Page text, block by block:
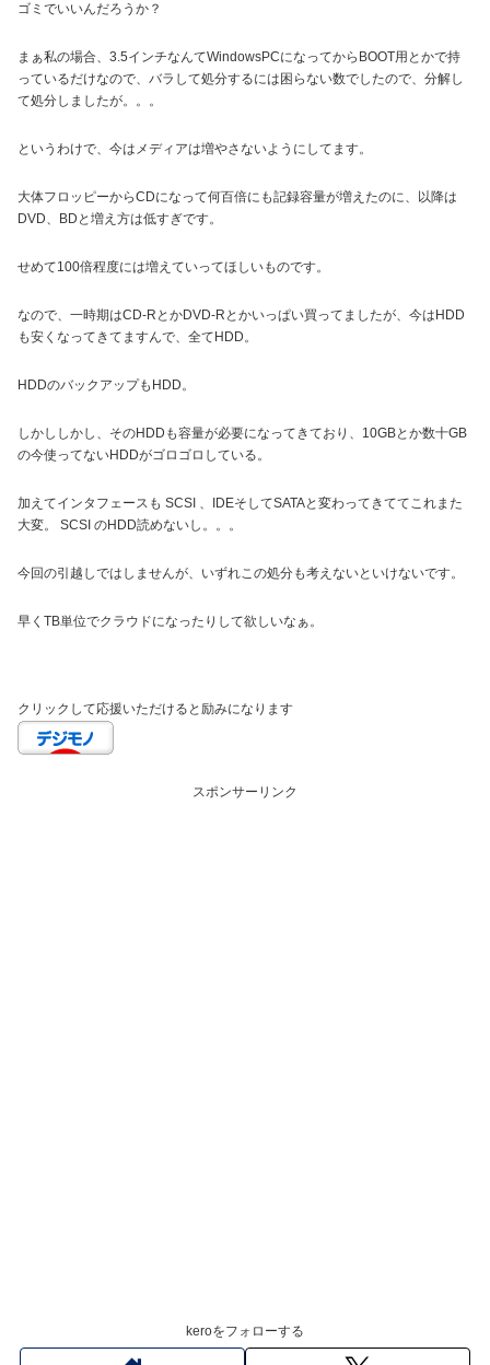
ゴミでいいんだろうか？
まぁ私の場合、3.5インチなんてWindowsPCになってからBOOT用とかで持
っているだけなので、バラして処分するには困らない数でしたので、分解し
て処分しましたが。。。
というわけで、今はメディアは増やさないようにしてます。
大体フロッピーからCDになって何百倍にも記録容量が増えたのに、以降は
DVD、BDと増え方は低すぎです。
せめて100倍程度には増えていってほしいものです。
なので、一時期はCD-RとかDVD-Rとかいっぱい買ってましたが、今はHDD
も安くなってきてますんで、全てHDD。
HDDのバックアップもHDD。
しかししかし、そのHDDも容量が必要になってきており、10GBとか数十GB
の今使ってないHDDがゴロゴロしている。
加えてインタフェースも SCSI 、IDEそしてSATAと変わってきててこれまた
大変。 SCSI のHDD読めないし。。。
今回の引越しではしませんが、いずれこの処分も考えないといけないです。
早くTB単位でクラウドになったりして欲しいなぁ。
クリックして応援いただけると励みになります
スポンサーリンク
keroをフォローする